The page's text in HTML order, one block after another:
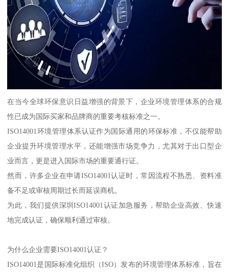
在当今全球环保意识日益增强的背景下，企业环境管理体系的合规
性已成为国际买家和品牌商的重要考核标准之一。
ISO14001环境管理体系认证作为国际通用的环保标准，不仅能帮助
企业提升环境管理水平，还能增强市场竞争力，尤其对于出口型企
业而言，更是进入国际市场的重要通行证。
然而，许多企业在申请ISO14001认证时，常因流程不熟悉、资料准
备不足或审核周期过长而延误商机。
为此，我们提供深圳ISO14001认证加急服务，帮助企业高效、快速
地完成认证，确保顺利通过审核。
为什么企业需要ISO14001认证？
ISO14001是国际标准化组织（ISO）发布的环境管理体系标准，旨在